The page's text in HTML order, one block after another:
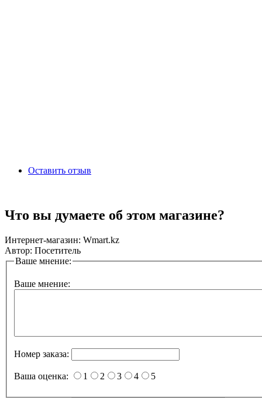
Оставить отзыв
Что вы думаете об этом магазине?
Интернет-магазин: Wmart.kz
Автор: Посетитель
Ваше мнение:
Ваше мнение:
Номер заказа:
Ваша оценка: 1 2 3 4 5